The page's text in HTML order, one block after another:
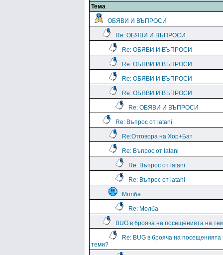
Тема
ОБЯВИ И ВЪПРОСИ
Re: ОБЯВИ И ВЪПРОСИ
Re: ОБЯВИ И ВЪПРОСИ
Re: ОБЯВИ И ВЪПРОСИ
Re: ОБЯВИ И ВЪПРОСИ
Re: ОБЯВИ И ВЪПРОСИ
Re: ОБЯВИ И ВЪПРОСИ
Re: Въпрос от latani
Re:Отговора на Хор+Бат
Re: Въпрос от latani
Re: Въпрос от latani
Re: Въпрос от latani
Молба
Re: Молба
BUG в брояча на посещенията на
Re: BUG в брояча на посещенията
теми?